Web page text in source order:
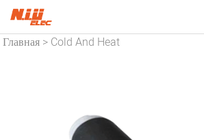
Главная > Cold And Heat